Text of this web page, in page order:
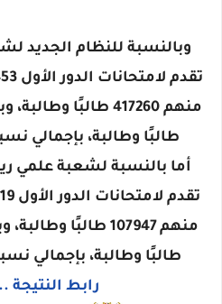
وبالنسبة للنظام الجديد
طالبًا وطالبة، بإجمالي نسبة
أما بالنسبة لشعبة علمي
طالبًا وطالبة، بإجمالي نسبة
رابط النتيجة